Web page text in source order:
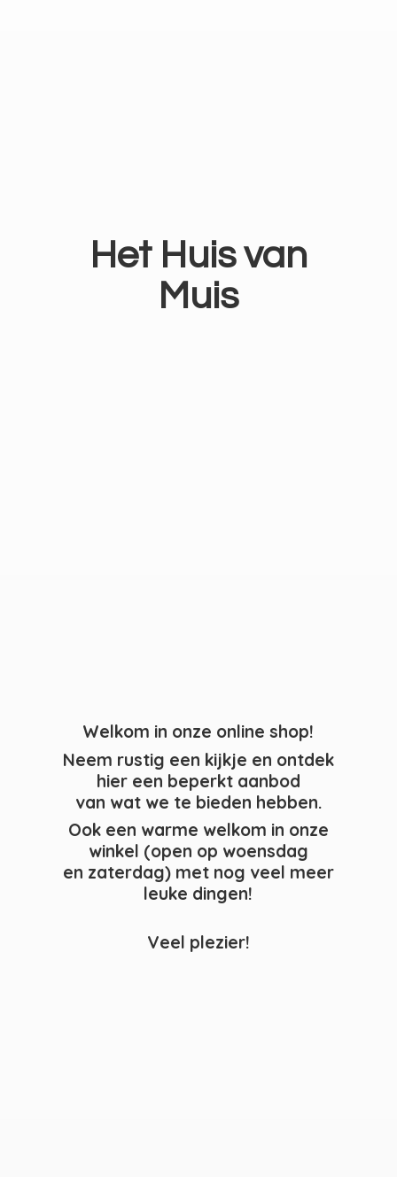
Het Huisvan
Muis
Welkom in onze online shop!
Neem rustig een kijkje en ontdek
hier een beperkt aanbod
van wat we te bieden hebben.
Ook een warme welkom in onze
winkel (open op woensdag
en zaterdag) met nog veel meer
leuke dingen!
Veel plezier!